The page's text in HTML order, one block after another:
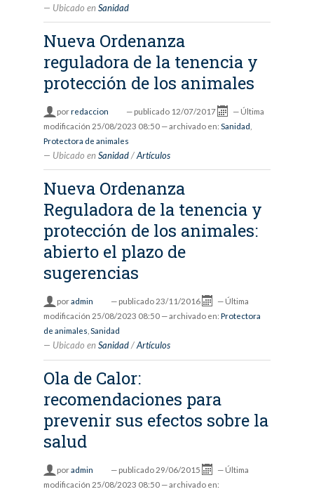
Ubicado en Sanidad
Nueva Ordenanza
reguladora de la tenencia y
protección de los animales
porredaccion — publicado 12/07/2017 — Última
modificación 25/08/2023 08:50 — archivado en: Sanidad
Protectora de animales
Ubicado en Sanidad /Artículos
Nueva Ordenanza
Reguladora de la tenencia y
protección de los animales:
abierto el plazo de
sugerencias
poradmin — publicado 23/11/2016 — Última
modificación 25/08/2023 08:50 — archivado en: Protectora
de animales Sanidad
Ubicado en Sanidad /Artículos
Ola de Calor:
recomendaciones para
prevenir sus efectos sobre la
salud
poradmin — publicado 29/06/2015 — Última
modificación 25/08/2023 08:50 — archivado en: